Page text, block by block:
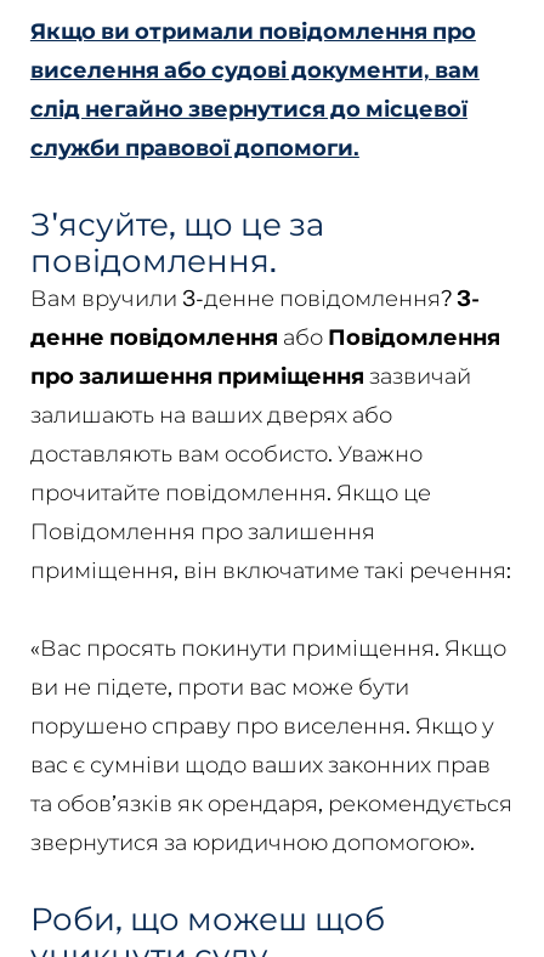
Якщо ви отримали повідомлення про
виселення або судові документи, вам
слід негайно звернутися до місцевої
служби правової допомоги.
З'ясуйте, що це за
повідомлення.
Вам вручили 3-денне повідомлення?3-
денне повідомлення або Повідомлення
про залишення приміщення зазвичай
залишають на ваших дверях або
доставляють вам особисто. Уважно
прочитайте повідомлення. Якщо це
Повідомлення про залишення
приміщення, він включатиме такі речення:
«Вас просять покинути приміщення. Якщо
ви не підете, проти вас може бути
порушено справу про виселення. Якщо у
вас є сумніви щодо ваших законних прав
та обов’язків як орендаря, рекомендується
звернутися за юридичною допомогою».
Роби, що можеш щоб